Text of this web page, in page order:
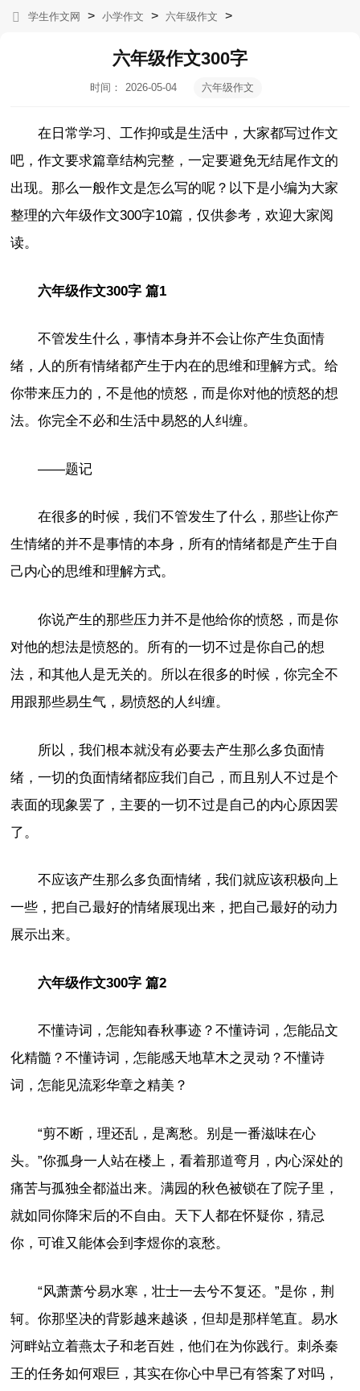
学生作文网 > 小学作文 > 六年级作文 >
六年级作文300字
时间：
2026-05-04
六年级作文
在日常学习、工作抑或是生活中，大家都写过作文
吧，作文要求篇章结构完整，一定要避免无结尾作文的
出现。那么一般作文是怎么写的呢？以下是小编为大家
整理的六年级作文300字10篇，仅供参考，欢迎大家阅
读。
六年级作文300字 篇1
不管发生什么，事情本身并不会让你产生负面情
绪，人的所有情绪都产生于内在的思维和理解方式。给
你带来压力的，不是他的愤怒，而是你对他的愤怒的想
法。你完全不必和生活中易怒的人纠缠。
——题记
在很多的时候，我们不管发生了什么，那些让你产
生情绪的并不是事情的本身，所有的情绪都是产生于自
己内心的思维和理解方式。
你说产生的那些压力并不是他给你的愤怒，而是你
对他的想法是愤怒的。所有的一切不过是你自己的想
法，和其他人是无关的。所以在很多的时候，你完全不
用跟那些易生气，易愤怒的人纠缠。
所以，我们根本就没有必要去产生那么多负面情
绪，一切的负面情绪都应我们自己，而且别人不过是个
表面的现象罢了，主要的一切不过是自己的内心原因罢
了。
不应该产生那么多负面情绪，我们就应该积极向上
一些，把自己最好的情绪展现出来，把自己最好的动力
展示出来。
六年级作文300字 篇2
不懂诗词，怎能知春秋事迹？不懂诗词，怎能品文
化精髓？不懂诗词，怎能感天地草木之灵动？不懂诗
词，怎能见流彩华章之精美？
“剪不断，理还乱，是离愁。别是一番滋味在心
头。”你孤身一人站在楼上，看着那道弯月，内心深处的
痛苦与孤独全都溢出来。满园的秋色被锁在了院子里，
就如同你降宋后的不自由。天下人都在怀疑你，猜忌
你，可谁又能体会到李煜你的哀愁。
“风萧萧兮易水寒，壮士一去兮不复还。”是你，荆
轲。你那坚决的背影越来越谈，但却是那样笔直。易水
河畔站立着燕太子和老百姓，他们在为你践行。刺杀秦
王的任务如何艰巨，其实在你心中早已有答案了对吗，